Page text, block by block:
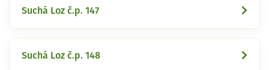
Suchá Loz č.p. 147
Suchá Loz č.p. 148